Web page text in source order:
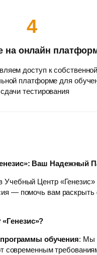
4
на онлайн
доступ к собственной
платформе для
тестирования
Ваш Надежный
Учебный Центр
— помочь вам раскрыть
обучения: Мы
современным